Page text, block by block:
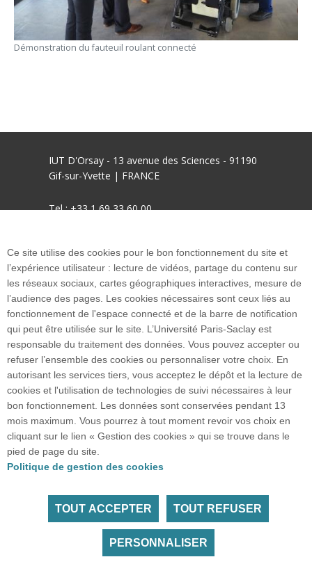
Démonstration du fauteuil roulant connecté
IUT D'Orsay - 13 avenue des Sciences - 91190
Gif-sur-Yvette | FRANCE
Tel : +33 1 69 33 60 00
saclay.fr
Accès : RER B Le Guichet
Plan google maps
Plan du site
Accueil des publics internationaux
Tous droits réservés Université Paris-Saclay
Accessibilité :partiellement conforme
Ce site utilise des cookies pour le bon fonctionnement du site et
l’expérience utilisateur : lecture de vidéos, partage du contenu sur
les réseaux sociaux, cartes géographiques interactives, mesure de
l’audience des pages. Les cookies nécessaires sont ceux liés au
fonctionnement de l'espace connecté et de la barre de notification
qui peut être utilisée sur le site. L’Université Paris-Saclay est
responsable du traitement des données. Vous pouvez accepter ou
refuser l’ensemble des cookies ou personnaliser votre choix. En
autorisant les services tiers, vous acceptez le dépôt et la lecture de
cookies et l'utilisation de technologies de suivi nécessaires à leur
bon fonctionnement. Les données sont conservées pendant 13
mois maximum. Vous pourrez à tout moment revoir vos choix en
cliquant sur le lien « Gestion des cookies » qui se trouve dans le
pied de page du site.
Politique de gestion des cookies
TOUT ACCEPTER TOUT REFUSER
PERSONNALISER